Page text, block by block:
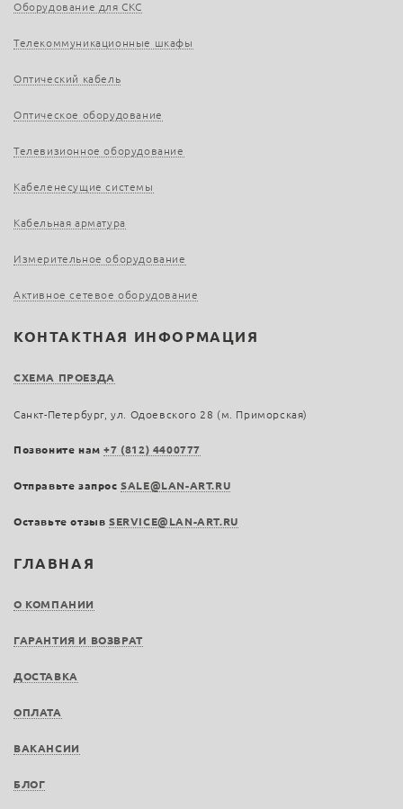
ГЛАВНАЯ
О КОМПАНИИ
ГАРАНТИЯ И ВОЗВРАТ
ДОСТАВКА
ОПЛАТА
ВАКАНСИИ
БЛОГ
Оборудование для СКС
Телекоммуникационные шкафы
Оптический кабель
Оптическое оборудование
Телевизионное оборудование
Кабеленесущие системы
Кабельная арматура
Измерительное оборудование
Активное сетевое оборудование
КОНТАКТНАЯ ИНФОРМАЦИЯ
СХЕМА ПРОЕЗДА
Санкт-Петербург, ул. Одоевского 28 (м. Приморская)
Позвоните нам+7 (812) 4400777
Отправьте запросSALE@LAN-ART.RU
Оставьте отзыв SERVICE@LAN-ART.RU